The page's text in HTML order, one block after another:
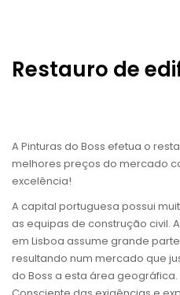
Restauro de
A Pinturas do Boss efetua o
melhores preços do mercado
excelência!
A capital portuguesa possui
as equipas de construção civil.
em Lisboa assume grande
resultando num mercado que
do Boss a esta área geográfica.